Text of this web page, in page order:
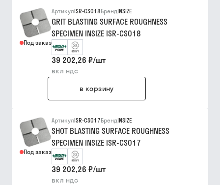
Под заказ
АртикулISR-CS018БрендINSIZE
GRIT BLASTING SURFACE ROUGHNESS
SPECIMEN INSIZE ISR-CS018
39 202,26 ₽/шт
вкл ндс
в корзину
Под заказ
АртикулISR-CS017БрендINSIZE
SHOT BLASTING SURFACE ROUGHNESS
SPECIMEN INSIZE ISR-CS017
39 202,26 ₽/шт
вкл ндс